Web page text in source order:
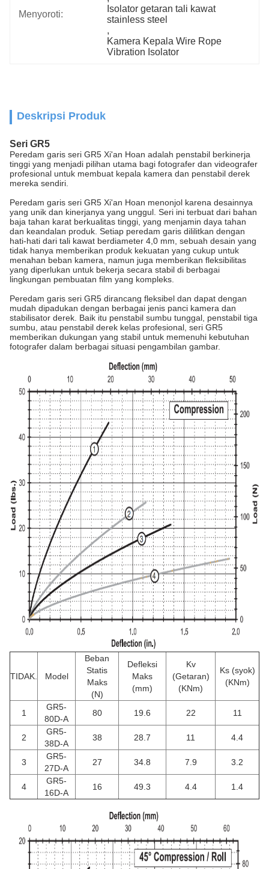
Menyoroti:
Isolator getaran tali kawat
stainless steel
,
Kamera Kepala Wire Rope
Vibration Isolator
Deskripsi Produk
Seri GR5
Peredam garis seri GR5 Xi'an Hoan adalah penstabil berkinerja
tinggi yang menjadi pilihan utama bagi fotografer dan videografer
profesional untuk membuat kepala kamera dan penstabil derek
mereka sendiri.
Peredam garis seri GR5 Xi'an Hoan menonjol karena desainnya
yang unik dan kinerjanya yang unggul. Seri ini terbuat dari bahan
baja tahan karat berkualitas tinggi, yang menjamin daya tahan
dan keandalan produk. Setiap peredam garis dililitkan dengan
hati-hati dari tali kawat berdiameter 4,0 mm, sebuah desain yang
tidak hanya memberikan produk kekuatan yang cukup untuk
menahan beban kamera, namun juga memberikan fleksibilitas
yang diperlukan untuk bekerja secara stabil di berbagai
lingkungan pembuatan film yang kompleks.
Peredam garis seri GR5 dirancang fleksibel dan dapat dengan
mudah dipadukan dengan berbagai jenis panci kamera dan
stabilisator derek. Baik itu penstabil sumbu tunggal, penstabil tiga
sumbu, atau penstabil derek kelas profesional, seri GR5
memberikan dukungan yang stabil untuk memenuhi kebutuhan
fotografer dalam berbagai situasi pengambilan gambar.
TIDAK. Model
Beban
Statis
Maks
(N)
Defleksi
Maks
(mm)
Kv
(Getaran)
(KNm)
Ks (syok)
(KNm)
1
GR5-
80D-A
80 19.6 22 11
2
GR5-
38D-A
38 28.7 11 4.4
3
GR5-
27D-A
27 34.8 7.9 3.2
4
GR5-
16D-A
16 49.3 4.4 1.4